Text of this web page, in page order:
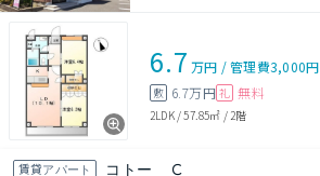
6.7 万円 /管理費3,000円
敷 6.7万円 礼 無料
2LDK/57.85㎡ / 2階
賃貸アパート コトー Ｃ